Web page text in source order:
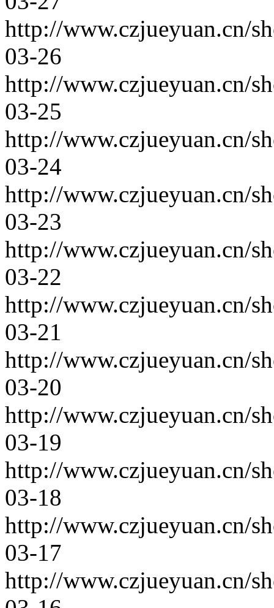
http://www.czjueyuan.cn/
03-26
http://www.czjueyuan.cn/
03-25
http://www.czjueyuan.cn/
03-24
http://www.czjueyuan.cn/
03-23
http://www.czjueyuan.cn/
03-22
http://www.czjueyuan.cn/
03-21
http://www.czjueyuan.cn/
03-20
http://www.czjueyuan.cn/
03-19
http://www.czjueyuan.cn/
03-18
http://www.czjueyuan.cn/
03-17
http://www.czjueyuan.cn/